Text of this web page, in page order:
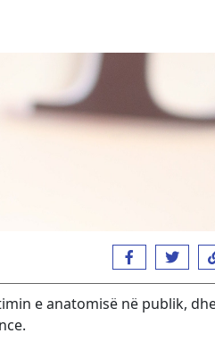
e anatomisë në publik,